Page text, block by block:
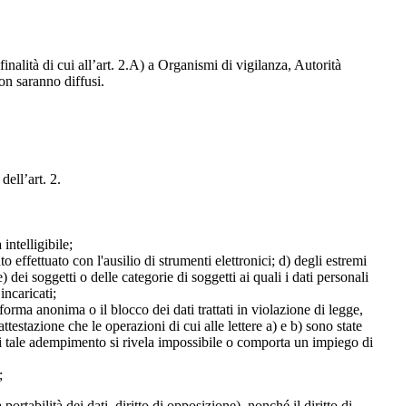
di cui all’art. 2.A) a Organismi di vigilanza, Autorità
saranno diffusi.
2.
intelligibile;
effettuato con l'ausilio di strumenti elettronici; d) degli estremi
soggetti o delle categorie di soggetti ai quali i dati personali
anonima o il blocco dei dati trattati in violazione di legge,
che le operazioni di cui alle lettere a) e b) sono state
adempimento si rivela impossibile o comporta un impiego di